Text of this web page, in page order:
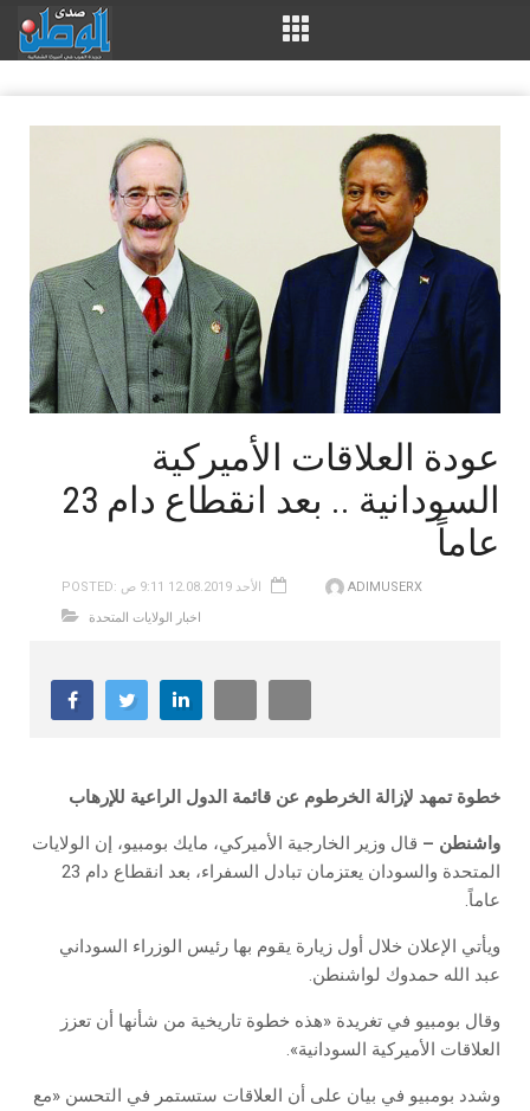
عودة العلاقات الأميركية
السودانية .. بعد انقطاع دام 23
عاماً
POSTED: الأحد 12.08.2019 9:11 ص
ADIMUSERX
اخبار الولايات المتحدة
خطوة‭ ‬تمهد‭ ‬لإزالة‭ ‬الخرطوم‭ ‬عن‭ ‬قائمة‭ ‬الدول‭ ‬الراعية‭ ‬للإرهاب
واشنطن – قال وزير الخارجية الأميركي، مايك بومبيو، إن الولايات
المتحدة والسودان يعتزمان تبادل السفراء، بعد انقطاع دام 23
عاماً.
ويأتي الإعلان خلال أول زيارة يقوم بها رئيس الوزراء السوداني
عبد الله حمدوك لواشنطن.
وقال بومبيو في تغريدة «هذه خطوة تاريخية من شأنها أن تعزز
العلاقات الأميركية السودانية».
وشدد بومبيو في بيان على أن العلاقات ستستمر في التحسن «مع